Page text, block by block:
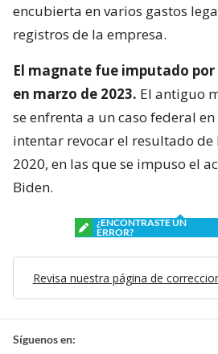
encubierta en varios gastos
registros de la empresa.
El magnate fue imputado por
en marzo de 2023. El antiguo
se enfrenta a un caso federal
intentar revocar el resultado de
2020, en las que se impuso el
Biden.
¿ENCONTRASTE UN
ERROR?
Revisa nuestra página de
Síguenos en: